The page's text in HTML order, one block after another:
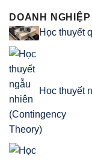
DOANH NGHIỆP
Học thuyết
Học thuyết